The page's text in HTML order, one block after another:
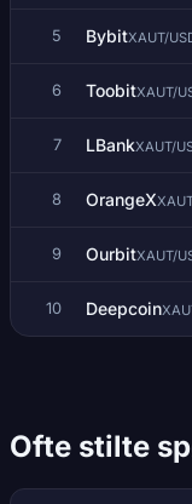
5 BybitXAUT/
6 ToobitXAUT/
7 LBankXAUT/
8 OrangeX
9 OurbitXAUT/
10 Deepcoin
Ofte stilte